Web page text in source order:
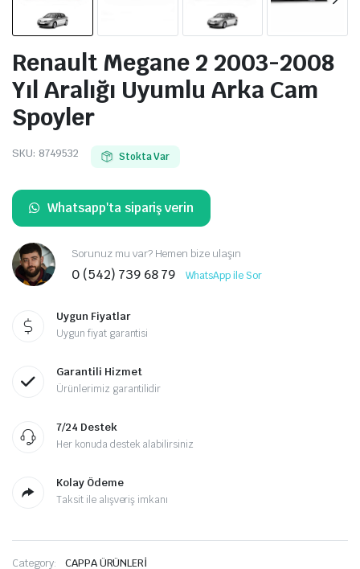
Renault Megane 2 2003-2008
Yıl Aralığı Uyumlu Arka Cam
Spoyler
SKU: 8749532 Stokta Var
Whatsapp'ta sipariş verin
Sorunuz mu var? Hemen bize ulaşın
0 (542) 739 68 79 WhatsApp ile Sor
Uygun Fiyatlar
Uygun fiyat garantisi
Garantili Hizmet
Ürünlerimiz garantilidir
7/24 Destek
Her konuda destek alabilirsiniz
Kolay Ödeme
Taksit ile alışveriş imkanı
Category: CAPPA ÜRÜNLERİ